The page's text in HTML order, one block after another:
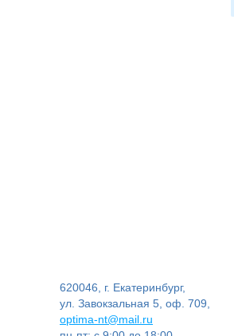
620046, г. Екатеринбург,
ул. Завокзальная 5, оф. 709,
optima-nt@mail.ru